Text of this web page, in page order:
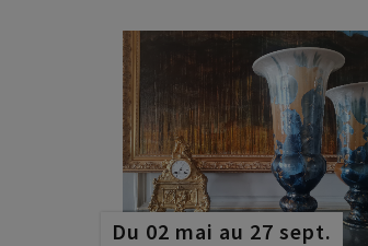
Et si l'envie vous prend, vous
pourrez déguster les vins à la
fin de la visite.
Du 02 mai au 27 sept.